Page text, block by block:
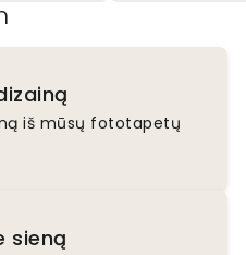
iš mūsų fototapetų
sieną